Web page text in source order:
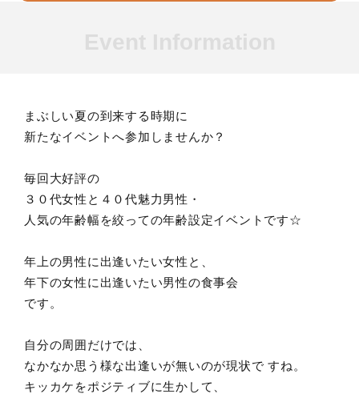
まぶしい夏の到来する時期に
新たなイベントへ参加しませんか？
毎回大好評の
３０代女性と４０代魅力男性・
人気の年齢幅を絞っての年齢設定イベントです☆
年上の男性に出逢いたい女性と、
年下の女性に出逢いたい男性の食事会
です。
自分の周囲だけでは、
なかなか思う様な出逢いが無いのが現状で すね。
キッカケをポジティブに生かして、